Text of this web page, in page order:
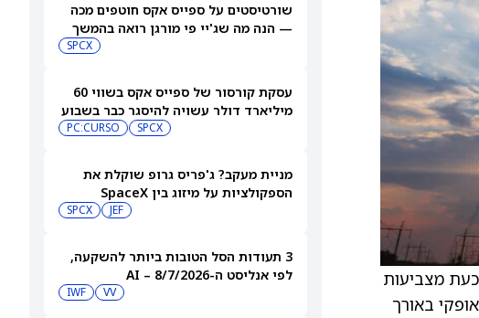
שורטיסטים על ספייס אקס חוטפים מכה
— הנה מה שג'יי פי מורגן רואה בהמשך
SPCX
עסקת קורסור של ספייס אקס בשווי 60
מיליארד דולר עשויה להיסגר כבר בשבוע
SPCX
PC:CURSO
מניית מעקב? ג'פריס גרופ שוקלת את
הספקולציות על מיזוג בין SpaceX
JEF
SPCX
3 תעודות הסל הטובות ביותר להשקעה,
לפי אנליסט ה-AI – 8/7/2026
VV
IWF
מצביעות
באורך